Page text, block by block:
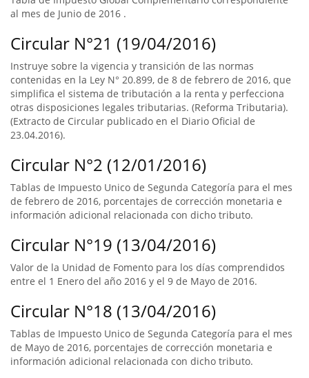
al mes de Junio de 2016 .
Circular N°21 (19/04/2016)
Instruye sobre la vigencia y transición de las normas
contenidas en la Ley N° 20.899, de 8 de febrero de 2016, que
simplifica el sistema de tributación a la renta y perfecciona
otras disposiciones legales tributarias. (Reforma Tributaria).
(Extracto de Circular publicado en el Diario Oficial de
23.04.2016).
Circular N°2 (12/01/2016)
Tablas de Impuesto Unico de Segunda Categoría para el mes
de febrero de 2016, porcentajes de corrección monetaria e
información adicional relacionada con dicho tributo.
Circular N°19 (13/04/2016)
Valor de la Unidad de Fomento para los días comprendidos
entre el 1 Enero del año 2016 y el 9 de Mayo de 2016.
Circular N°18 (13/04/2016)
Tablas de Impuesto Unico de Segunda Categoría para el mes
de Mayo de 2016, porcentajes de corrección monetaria e
información adicional relacionada con dicho tributo.